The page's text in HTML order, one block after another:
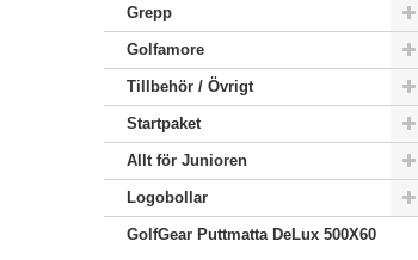
Grepp
Golfamore
Tillbehör / Övrigt
Startpaket
Allt för Junioren
Logobollar
GolfGear Puttmatta DeLux 500X60